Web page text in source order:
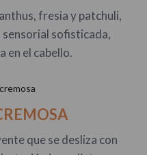
fresia y patchuli,
sensorial sofisticada,
en el cabello.
que se desliza con